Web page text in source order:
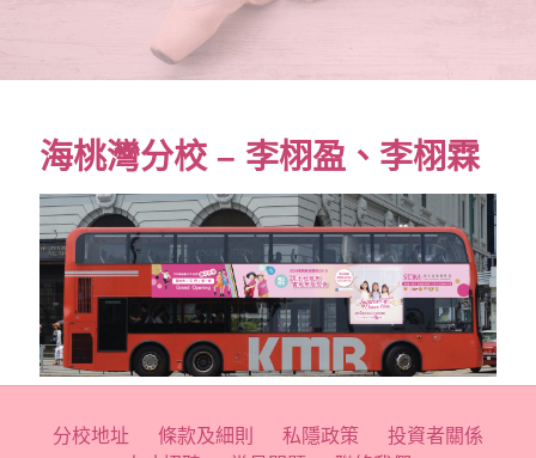
海桃灣分校 – 李栩盈、李栩霖
分校地址 條款及細則 私隱政策
投資者關係